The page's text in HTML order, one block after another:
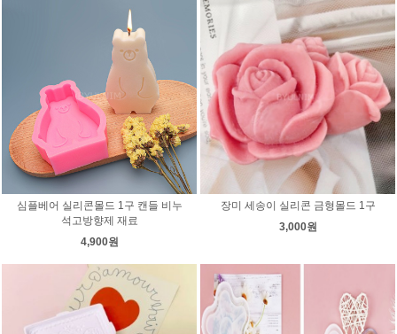
심플베어 실리콘몰드 1구 캔들 비누
석고방향제 재료
4,900원
장미 세송이 실리콘 금형몰드 1구
3,000원